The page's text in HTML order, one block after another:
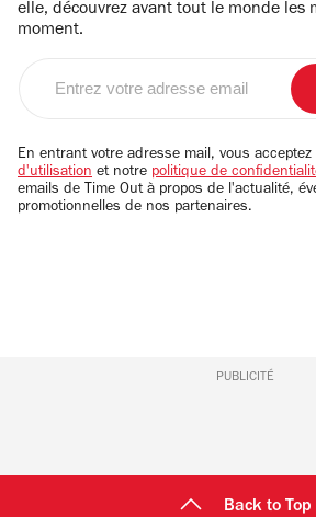
elle, découvrez avant tout le monde les
moment.
email
En entrant votre adresse mail, vous acceptez
d'utilisation et notre politique de
emails de Time Out à propos de l'actualité,
promotionnelles de nos partenaires.
PUBLICITÉ
Back to Top